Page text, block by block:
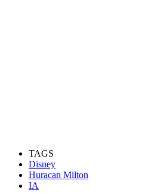
TAGS
Disney
Huracan Milton
IA